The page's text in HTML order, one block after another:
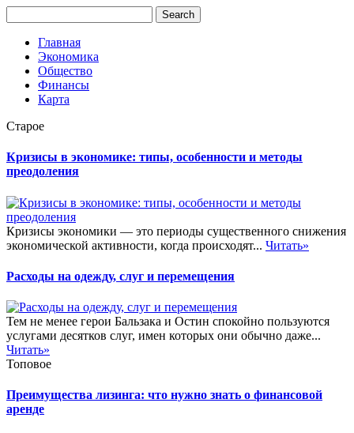
Главная
Экономика
Общество
Финансы
Карта
Старое
Кризисы в экономике: типы, особенности и методы
преодоления
Кризисы экономики — это периоды существенного снижения
экономической активности, когда происходят... Читать»
Расходы на одежду, слуг и перемещения
Тем не менее герои Бальзака и Остин спокойно пользуются
услугами десятков слуг, имен которых они обычно даже...
Читать»
Топовое
Преимущества лизинга: что нужно знать о финансовой
аренде